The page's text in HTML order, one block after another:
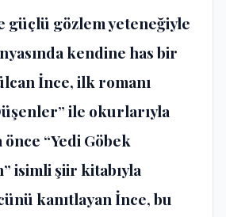
güçlü gözlem yeteneğiyle
kendine has bir
İnce, ilk romanı
ile okurlarıyla
“Yedi Göbek
isimli şiir kitabıyla
kanıtlayan İnce, bu